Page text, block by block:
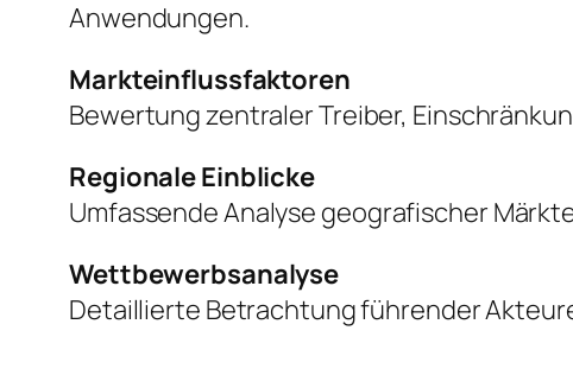
Anwendungen.
Markteinflussfaktoren
Bewertung zentraler Treiber,
Regionale Einblicke
Umfassende Analyse geografischer
Wettbewerbsanalyse
Detaillierte Betrachtung führender